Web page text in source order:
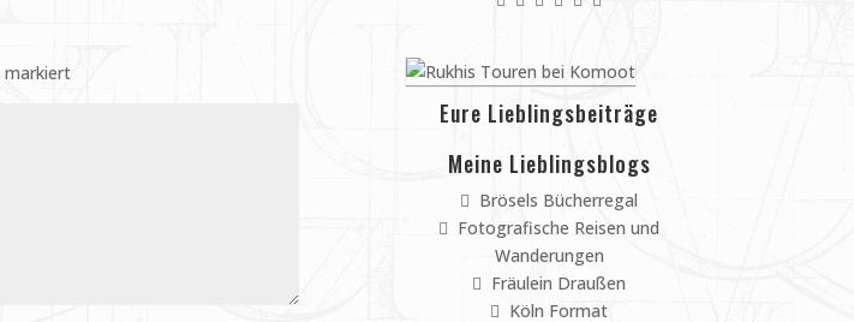
markiert
Eure Lieblingsbeiträge
Meine Lieblingsblogs
Brösels Bücherregal
Fotografische Reisen und
Wanderungen
Fräulein Draußen
Köln Format